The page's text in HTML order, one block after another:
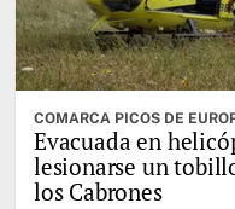
COMARCA PICOS DE
Evacuada en
lesionarse un
los Cabrones